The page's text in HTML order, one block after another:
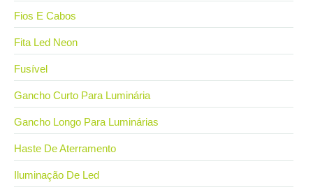
Fios E Cabos
Fita Led Neon
Fusível
Gancho Curto Para Luminária
Gancho Longo Para Luminárias
Haste De Aterramento
Iluminação De Led